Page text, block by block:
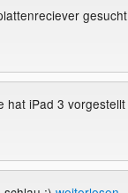
gesucht
hat iPad 3 vorgestellt